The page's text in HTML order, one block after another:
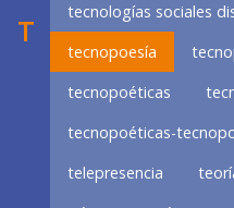
T
tecnologías sociales
tecnopoesía
tecnopoéticas
tecnopoéticas-
telepresencia